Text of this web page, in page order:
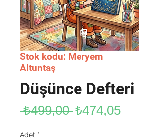
Stok kodu: Meryem
Altuntaş
Düşünce Defteri
₺499,00 Normal
₺474,05İndirimli
Adet *